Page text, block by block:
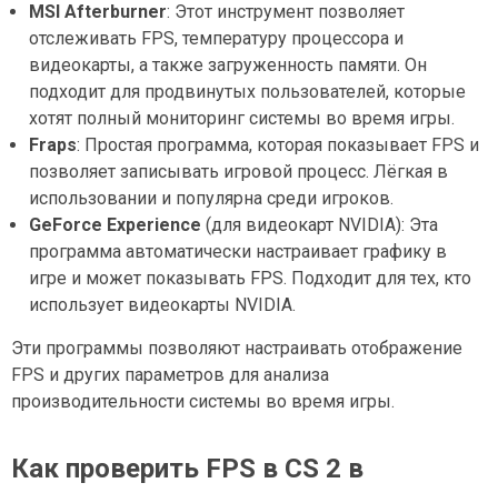
MSI Afterburner: Этот инструмент позволяет
отслеживать FPS, температуру процессора и
видеокарты, а также загруженность памяти. Он
подходит для продвинутых пользователей, которые
хотят полный мониторинг системы во время игры.
Fraps: Простая программа, которая показывает FPS и
позволяет записывать игровой процесс. Лёгкая в
использовании и популярна среди игроков.
GeForce Experience (для видеокарт NVIDIA): Эта
программа автоматически настраивает графику в
игре и может показывать FPS. Подходит для тех, кто
использует видеокарты NVIDIA.
Эти программы позволяют настраивать отображение
FPS и других параметров для анализа
производительности системы во время игры.
Как проверить FPS в CS 2 в